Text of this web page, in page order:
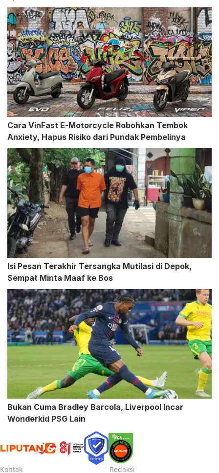
Cara VinFast E-Motorcycle Robohkan Tembok
Anxiety, Hapus Risiko dari Pundak Pembelinya
Isi Pesan Terakhir Tersangka Mutilasi di Depok,
Sempat Minta Maaf ke Bos
Bukan Cuma Bradley Barcola, Liverpool Incar
Wonderkid PSG Lain
Kontak Redaksi